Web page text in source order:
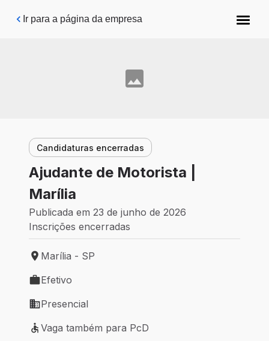
Pular para o conteúdo principal
Ir para a página da empresa
Candidaturas encerradas
Ajudante de Motorista |
Marília
Publicada em 23 de junho de 2026
Inscrições encerradas
Local de trabalho: Marília - SP
Marília - SP
Tipo de vaga: Efetivo
Efetivo
Modelo de trabalho: Presencial
Presencial
Vaga também para PcD
Vaga também para PcD